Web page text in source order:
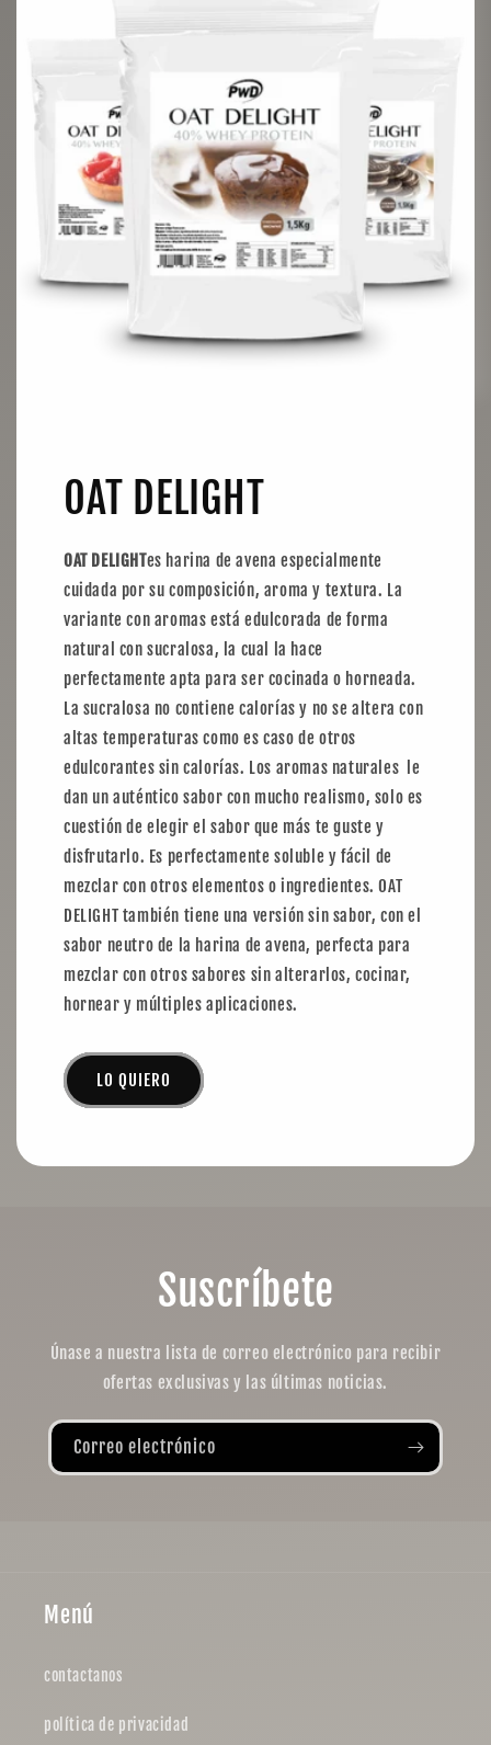
OAT DELIGHT
OAT DELIGHTes harina de avena especialmente
cuidada por su composición, aroma y textura. La
variante con aromas está edulcorada de forma
natural con sucralosa, la cual la hace
perfectamente apta para ser cocinada o horneada.
La sucralosa no contiene calorías y no se altera con
altas temperaturas como es caso de otros
edulcorantes sin calorías. Los aromas naturales le
dan un auténtico sabor con mucho realismo, solo es
cuestión de elegir el sabor que más te guste y
disfrutarlo. Es perfectamente soluble y fácil de
mezclar con otros elementos o ingredientes. OAT
DELIGHT también tiene una versión sin sabor, con el
sabor neutro de la harina de avena, perfecta para
mezclar con otros sabores sin alterarlos, cocinar,
hornear y múltiples aplicaciones.
LO QUIERO
Suscríbete
Únase a nuestra lista de correo electrónico para recibir
ofertas exclusivas y las últimas noticias.
Correo electrónico
Menú
contactanos
política de privacidad